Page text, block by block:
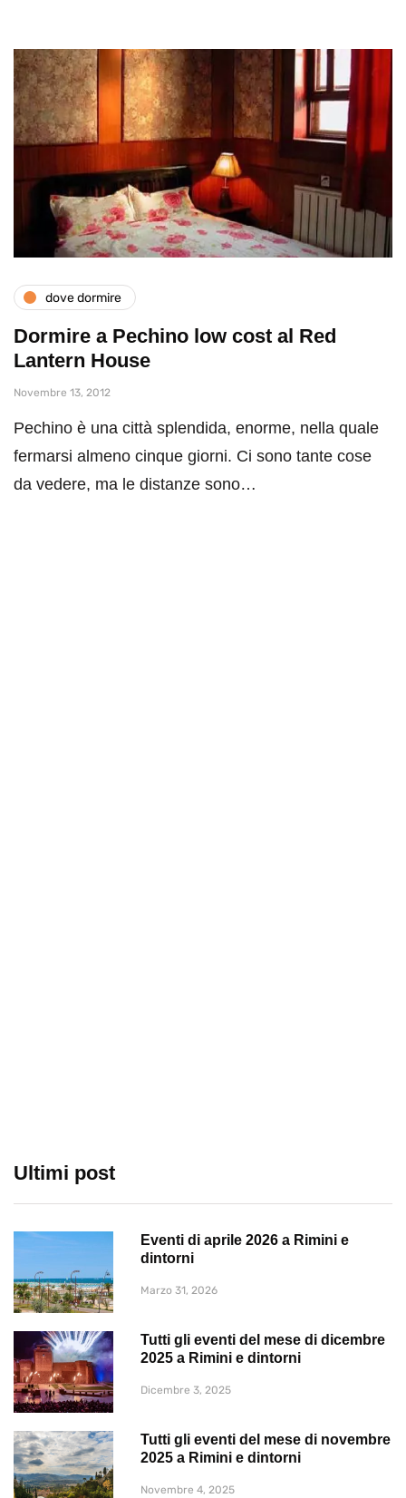
dove dormire
Dormire a Pechino low cost al Red
Lantern House
Novembre 13, 2012
Pechino è una città splendida, enorme, nella quale
fermarsi almeno cinque giorni. Ci sono tante cose
da vedere, ma le distanze sono…
Ultimi post
Eventi di aprile 2026 a Rimini e
dintorni
Marzo 31, 2026
Tutti gli eventi del mese di dicembre
2025 a Rimini e dintorni
Dicembre 3, 2025
Tutti gli eventi del mese di novembre
2025 a Rimini e dintorni
Novembre 4, 2025